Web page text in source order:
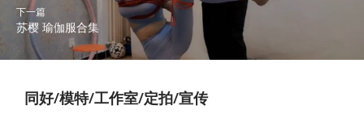
下一篇
苏樱 瑜伽服合集
同好/模特/工作室/定拍/宣传